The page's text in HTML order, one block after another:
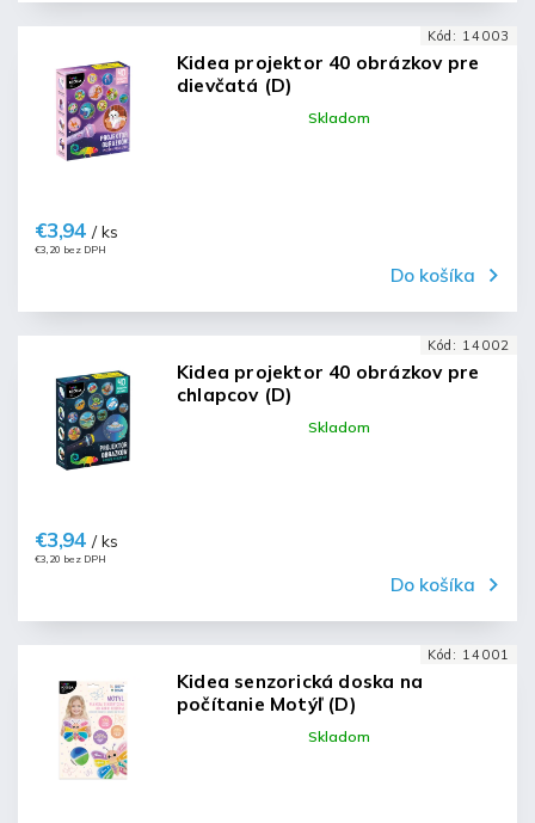
Kidea projektor 40 obrázkov pre
dievčatá (D)
Skladom
€3,20 bez DPH
€3,94 / ks
Do košíka
Kód: 14003
Kidea projektor 40 obrázkov pre
chlapcov (D)
Skladom
€3,20 bez DPH
€3,94 / ks
Do košíka
Kód: 14002
Kidea senzorická doska na
počítanie Motýľ (D)
Skladom
Kód: 14001